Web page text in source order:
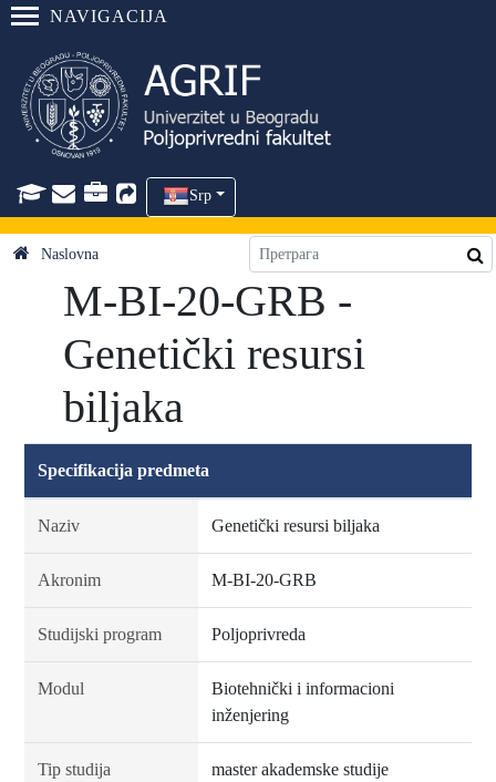
NAVIGACIJA
Srp
Naslovna
M-BI-20-GRB -
Genetički resursi
biljaka
Specifikacija predmeta
Naziv Genetički resursi biljaka
Akronim M-BI-20-GRB
Studijski program Poljoprivreda
Modul
Biotehnički i informacioni
inženjering
Tip studija master akademske studije